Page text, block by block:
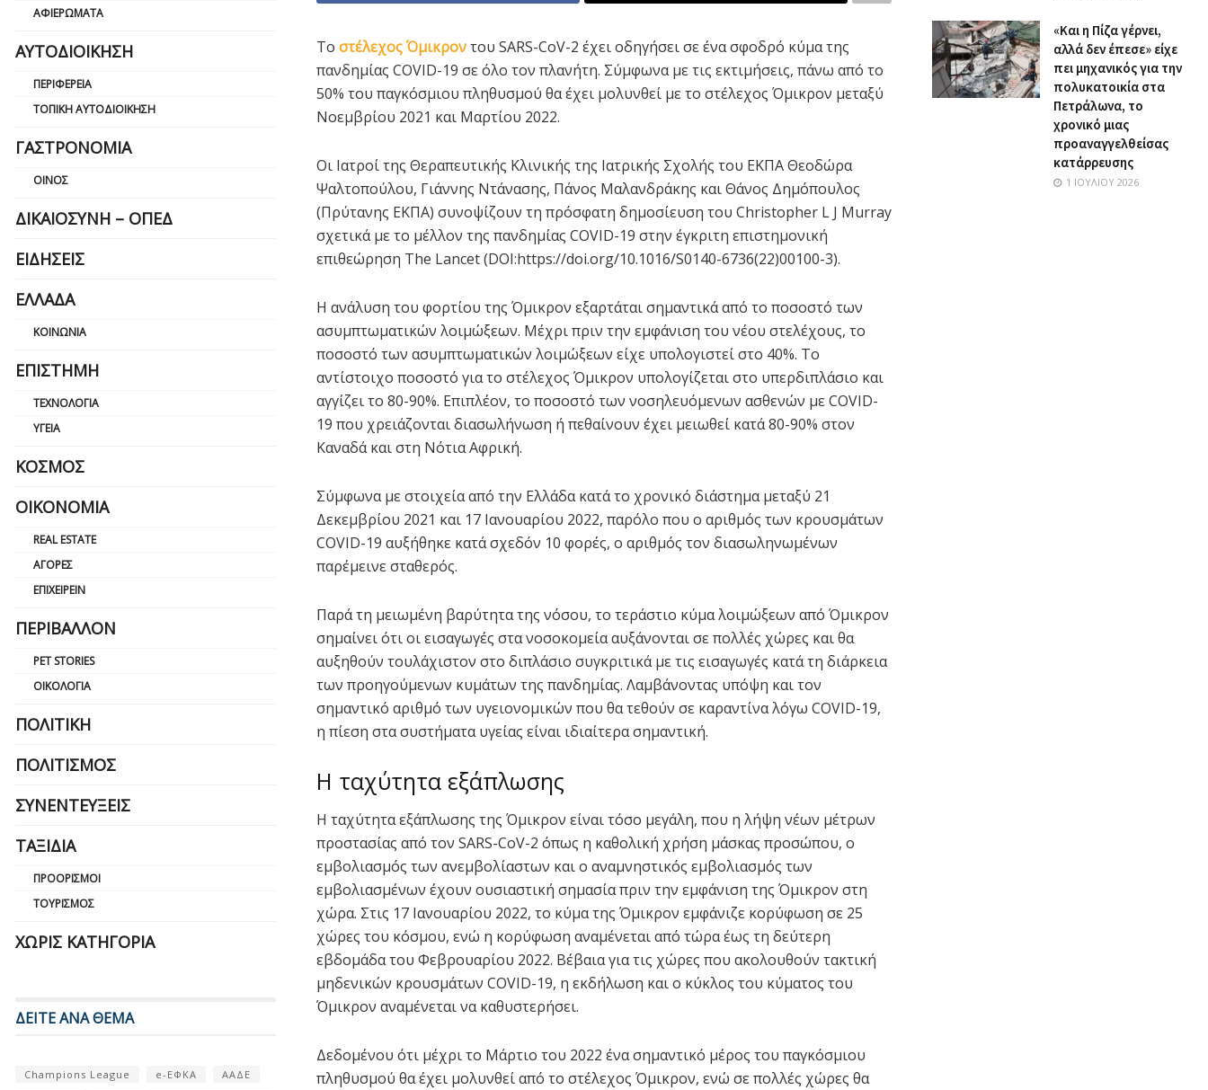
Το στέλεχος Όμικροντου SARS-CoV-2 έχει οδηγήσει σε ένα σφοδρό κύμα της
πανδημίας COVID-19 σε όλο τον πλανήτη. Σύμφωνα με τις εκτιμήσεις, πάνω από το
50% του παγκόσμιου πληθυσμού θα έχει μολυνθεί με το στέλεχος Όμικρον μεταξύ
Νοεμβρίου 2021 και Μαρτίου 2022.
Οι Ιατροί της Θεραπευτικής Κλινικής της Ιατρικής Σχολής του ΕΚΠΑ Θεοδώρα
Ψαλτοπούλου, Γιάννης Ντάνασης, Πάνος Μαλανδράκης και Θάνος Δημόπουλος
(Πρύτανης ΕΚΠΑ) συνοψίζουν τη πρόσφατη δημοσίευση του Christopher L J Murray
σχετικά με το μέλλον της πανδημίας COVID-19 στην έγκριτη επιστημονική
επιθεώρηση The Lancet (DOI:https://doi.org/10.1016/S0140-6736(22)00100-3).
Η ανάλυση του φορτίου της Όμικρον εξαρτάται σημαντικά από το ποσοστό των
ασυμπτωματικών λοιμώξεων. Μέχρι πριν την εμφάνιση του νέου στελέχους, το
ποσοστό των ασυμπτωματικών λοιμώξεων είχε υπολογιστεί στο 40%. Το
αντίστοιχο ποσοστό για το στέλεχος Όμικρον υπολογίζεται στο υπερδιπλάσιο και
αγγίζει το 80-90%. Επιπλέον, το ποσοστό των νοσηλευόμενων ασθενών με COVID-
19 που χρειάζονται διασωλήνωση ή πεθαίνουν έχει μειωθεί κατά 80-90% στον
Καναδά και στη Νότια Αφρική.
Σύμφωνα με στοιχεία από την Ελλάδα κατά το χρονικό διάστημα μεταξύ 21
Δεκεμβρίου 2021 και 17 Ιανουαρίου 2022, παρόλο που ο αριθμός των κρουσμάτων
COVID-19 αυξήθηκε κατά σχεδόν 10 φορές, ο αριθμός τον διασωληνωμένων
παρέμεινε σταθερός.
Παρά τη μειωμένη βαρύτητα της νόσου, το τεράστιο κύμα λοιμώξεων από Όμικρον
σημαίνει ότι οι εισαγωγές στα νοσοκομεία αυξάνονται σε πολλές χώρες και θα
αυξηθούν τουλάχιστον στο διπλάσιο συγκριτικά με τις εισαγωγές κατά τη διάρκεια
των προηγούμενων κυμάτων της πανδημίας. Λαμβάνοντας υπόψη και τον
σημαντικό αριθμό των υγειονομικών που θα τεθούν σε καραντίνα λόγω COVID-19,
η πίεση στα συστήματα υγείας είναι ιδιαίτερα σημαντική.
Η ταχύτητα εξάπλωσης
Η ταχύτητα εξάπλωσης της Όμικρον είναι τόσο μεγάλη, που η λήψη νέων μέτρων
προστασίας από τον SARS-CoV-2 όπως η καθολική χρήση μάσκας προσώπου, ο
εμβολιασμός των ανεμβολίαστων και ο αναμνηστικός εμβολιασμός των
εμβολιασμένων έχουν ουσιαστική σημασία πριν την εμφάνιση της Όμικρον στη
χώρα. Στις 17 Ιανουαρίου 2022, το κύμα της Όμικρον εμφάνιζε κορύφωση σε 25
χώρες του κόσμου, ενώ η κορύφωση αναμένεται από τώρα έως τη δεύτερη
εβδομάδα του Φεβρουαρίου 2022. Βέβαια για τις χώρες που ακολουθούν τακτική
μηδενικών κρουσμάτων COVID-19, η εκδήλωση και ο κύκλος του κύματος του
Όμικρον αναμένεται να καθυστερήσει.
Δεδομένου ότι μέχρι το Μάρτιο του 2022 ένα σημαντικό μέρος του παγκόσμιου
πληθυσμού θα έχει μολυνθεί από το στέλεχος Όμικρον, ενώ σε πολλές χώρες θα
ΑΦΙΕΡΏΜΑΤΑ
ΑΥΤΟΔΙΟΊΚΗΣΗ
ΠΕΡΙΦΈΡΕΙΑ
ΤΟΠΙΚΉ ΑΥΤΟΔΙΟΊΚΗΣΗ
ΓΑΣΤΡΟΝΟΜΊΑ
ΟΊΝΟΣ
ΔΙΚΑΙΟΣΎΝΗ – ΟΠΕΔ
ΕΙΔΉΣΕΙΣ
ΕΛΛΆΔΑ
ΚΟΙΝΩΝΊΑ
ΕΠΙΣΤΉΜΗ
ΤΕΧΝΟΛΟΓΊΑ
ΥΓΕΊΑ
ΚΌΣΜΟΣ
ΟΙΚΟΝΟΜΊΑ
REAL ESTATE
ΑΓΟΡΈΣ
ΕΠΙΧΕΙΡΕΊΝ
ΠΕΡΙΒΆΛΛΟΝ
PET STORIES
ΟΙΚΟΛΟΓΊΑ
ΠΟΛΙΤΙΚΉ
ΠΟΛΙΤΙΣΜΌΣ
ΣΥΝΕΝΤΕΎΞΕΙΣ
ΤΑΞΊΔΙΑ
ΠΡΟΟΡΙΣΜΟΊ
ΤΟΥΡΙΣΜΌΣ
ΧΩΡΊΣ ΚΑΤΗΓΟΡΊΑ
ΔΕΙΤΕ ΑΝΑ ΘΕΜΑ
Champions League e-ΕΦΚΑ
ΑΑΔΕ
«Και η Πίζα γέρνει,
αλλά δεν έπεσε» είχε
πει μηχανικός για την
πολυκατοικία στα
Πετράλωνα, το
χρονικό μιας
προαναγγελθείσας
κατάρρευσης
1 ΙΟΥΛΊΟΥ 2026